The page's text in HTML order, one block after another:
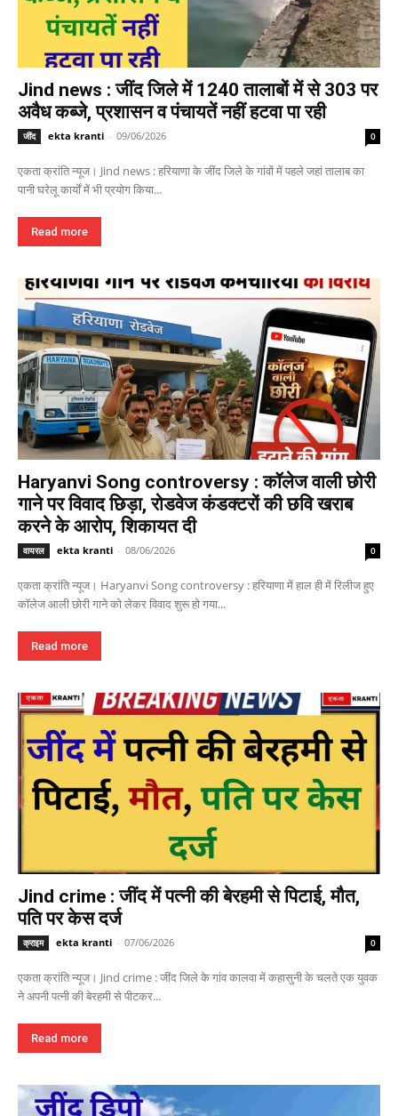
Jind news : जींद जिले में 1240 तालाबों में से 303 पर
अवैध कब्जे, प्रशासन व पंचायतें नहीं हटवा पा रही
जींद ekta kranti - 09/06/2026 0
एकता क्रांति न्यूज। Jind news : हरियाणा के जींद जिले के गांवों में पहले जहां तालाब का
पानी घरेलू कार्यों में भी प्रयोग किया...
Read more
Haryanvi Song controversy : कॉलेज वाली छोरी
गाने पर विवाद छिड़ा, रोडवेज कंडक्टरों की छवि खराब
करने के आरोप, शिकायत दी
वायरल ekta kranti - 08/06/2026 0
एकता क्रांति न्यूज। Haryanvi Song controversy : हरियाणा में हाल ही में रिलीज हुए
कॉलेज आली छोरी गाने को लेकर विवाद शुरू हो गया...
Read more
Jind crime : जींद में पत्नी की बेरहमी से पिटाई, मौत,
पति पर केस दर्ज
क्राइम ekta kranti - 07/06/2026 0
एकता क्रांति न्यूज। Jind crime : जींद जिले के गांव कालवा में कहासुनी के चलते एक युवक
ने अपनी पत्नी की बेरहमी से पीटकर...
Read more